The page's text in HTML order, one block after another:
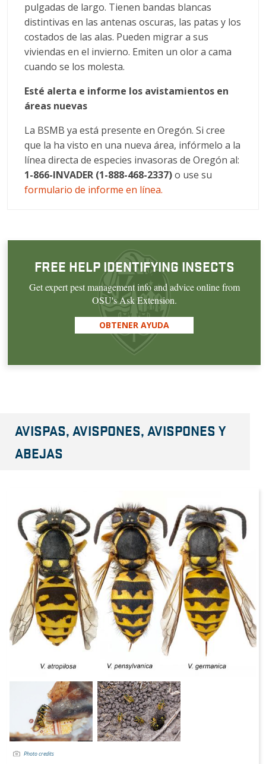
pulgadas de largo. Tienen bandas blancas
distintivas en las antenas oscuras, las patas y los
costados de las alas. Pueden migrar a sus
viviendas en el invierno. Emiten un olor a cama
cuando se los molesta.
Esté alerta e informe los avistamientos en
áreas nuevas
La BSMB ya está presente en Oregón. Si cree
que la ha visto en una nueva área, infórmelo a la
línea directa de especies invasoras de Oregón al:
1-866-INVADER (1-888-468-2337)o use su
formulario de informe en línea.
FREE HELP IDENTIFYING INSECTS
Get expert pest management info and advice online from
OSU's Ask Extension.
OBTENER AYUDA
AVISPAS, AVISPONES, AVISPONES Y
ABEJAS
Photo credits